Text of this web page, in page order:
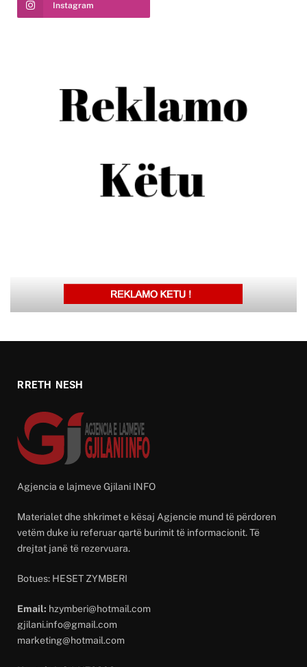
Instagram
RRETH NESH
Agjencia e lajmeve Gjilani INFO
Materialet dhe shkrimet e kësaj Agjencie mund të përdoren
vetëm duke iu referuar qartë burimit të informacionit. Të
drejtat janë të rezervuara.
Botues: HESET ZYMBERI
Email: hzymberi@hotmail.com
gjilani.info@gmail.com
marketing@hotmail.com